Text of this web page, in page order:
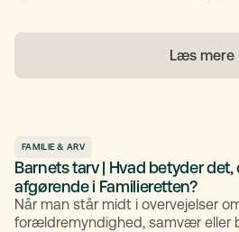
indflydelse via testamentet, og
ikke er gift, samlevende eller har
Læs mere
FAMILIE & ARV
Barnets tarv | Hvad betyder
afgørende i Familieretten?
Når man står midt i overvejelser
forældremyndighed, samvær eller